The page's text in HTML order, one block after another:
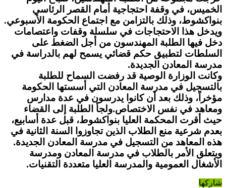
الخميس، في وقفة احتجاجية أمام القصر الرئاسي
بنواكشوط، وذلك بالتزامن مع اجتماع الحكومة الأسبوعي.
ويدخل هذا الاحتجاجات في سلسلة وقفات واعتصامات
دخل فيها الطلبة المهندسون من أجل الضغط على
السلطات لتطبيق حكم قضائي يسمح لهم بالدراسة في
مدرسة المعادن الجديدة.
وكانت الوزارة الوصية قد رفضت السماح للطلبة
بالتسجيل في مدرسة المعادن التي أسستها الحكومة
مؤخراً، وذلك بعد أن كانوا يدرسون في عدة مدارس
ومعاهد في نفس الاختصاص.ولجأ الطلبة إلى القضاء
حيث أقرت المحكمة العليا بنواكشوط، قبل عدة أسابيع،
بعدم شرعية منع الطلاب الذين تجاوزوا السنة الثانية في
هذه المعاهد من التسجيل في مدرسة المعادن الجديدة.
ويتعلق الأمر بالطلاب في مدرسة المعادن ومدرسة
الأشغال العمومية والمدرسة العليا متعددة التقنيات.
شاركها